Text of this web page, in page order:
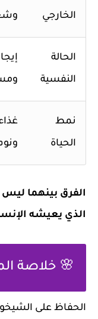
الخارجي
الحالة
النفسية
نمط
الحياة
الفرق بينهما
الذي يعيشه
🌸 خلاصة
الحفاظ على